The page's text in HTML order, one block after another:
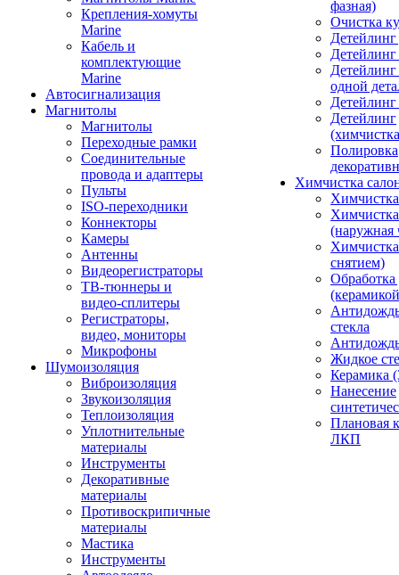
Крепления-хомуты
Marine
Кабель и
комплектующие
Marine
Автосигнализация
Магнитолы
Магнитолы
Переходные рамки
Соединительные
провода и адаптеры
Пульты
ISO-переходники
Коннекторы
Камеры
Антенны
Видеорегистраторы
ТВ-тюннеры и
видео-сплитеры
Регистраторы,
видео, мониторы
Микрофоны
Шумоизоляция
Виброизоляция
Звукоизоляция
Теплоизоляция
Уплотнительные
материалы
Инструменты
Декоративные
материалы
Противоскрипичные
материалы
Мастика
Инструменты
фазная)
Очистка
Детейлинг
одной
Детейлинг
Полировка
Химчистка
(наружная
снятием)
Обработка
стекла
Жидкое
Керамика
Нанесение
Плановая
ЛКП